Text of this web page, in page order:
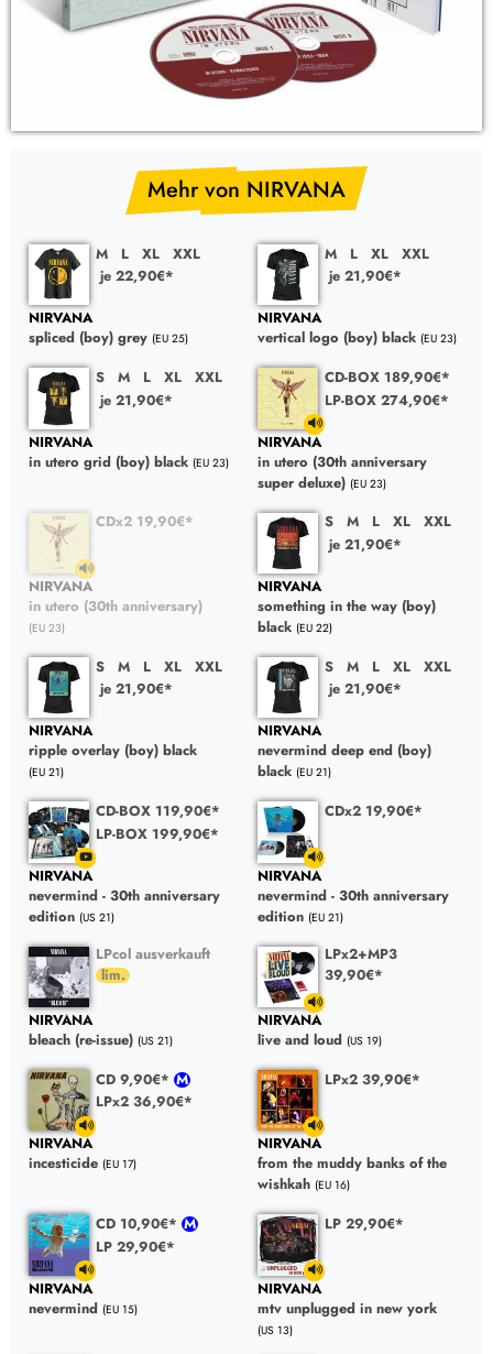
Mehr von NIRVANA
M L XL
XXL
je 22,90€*
NIRVANA
spliced (boy) grey (EU 25)
M L XL
XXL
je 21,90€*
NIRVANA
vertical logo (boy) black (EU 23)
S M L XL
XXL
je 21,90€*
NIRVANA
in utero grid (boy) black (EU 23)
CD-BOX 189,90€*
LP-BOX 274,90€*
NIRVANA
in utero (30th anniversary
super deluxe) (EU 23)
CDx2 19,90€*
NIRVANA
in utero (30th anniversary)
(EU 23)
S M L XL
XXL
je 21,90€*
NIRVANA
something in the way (boy)
black (EU 22)
S M L XL
XXL
je 21,90€*
NIRVANA
ripple overlay (boy) black
(EU 21)
S M L XL
XXL
je 21,90€*
NIRVANA
nevermind deep end (boy)
black (EU 21)
CD-BOX 119,90€*
LP-BOX 199,90€*
NIRVANA
nevermind - 30th anniversary
edition (US 21)
CDx2 19,90€*
NIRVANA
nevermind - 30th anniversary
edition (EU 21)
LPcol ausverkauft
NIRVANA
bleach (re-issue) (US 21)
LPx2+MP3
39,90€*
NIRVANA
live and loud (US 19)
CD 9,90€*
LPx2 36,90€*
NIRVANA
incesticide (EU 17)
LPx2 39,90€*
NIRVANA
from the muddy banks of the
wishkah (EU 16)
CD 10,90€*
LP 29,90€*
NIRVANA
nevermind (EU 15)
LP 29,90€*
NIRVANA
mtv unplugged in new york
(US 13)